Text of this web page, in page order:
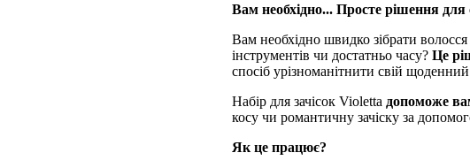
Вам необхідно... Просте рішення для
Вам необхідно швидко зібрати волосся
інструментів чи достатньо часу? Це
спосіб урізноманітнити свій щоденний
Набір для зачісок Violetta допоможе
косу чи романтичну зачіску за
Як це працює?